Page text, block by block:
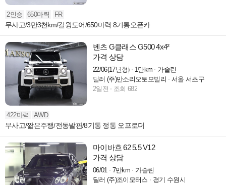
2인승 650마력 FR
무사고/3만3천km/걸윙도어/650마력 8기통오픈카
벤츠 G클래스 G500 4x4²
가격 상담
22/06(17년형) 1만km
가솔린
딜러 (주)만소리오토모빌리
서울 서초구
2일전
조회 682
422마력 AWD
무사고/짧은주행/전동발판/8기통 정통 오프로더
마이바흐 62 5.5 V12
가격 상담
06/01 7만km
가솔린
딜러 (주)조이모터스
경기 수원시